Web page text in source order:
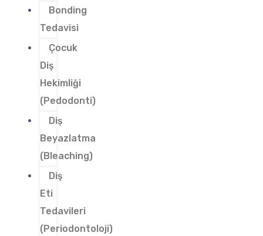
Bonding
Tedavisi
Çocuk
Diş
Hekimliği
(Pedodonti)
Diş
Beyazlatma
(Bleaching)
Diş
Eti
Tedavileri
(Periodontoloji)